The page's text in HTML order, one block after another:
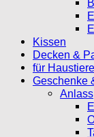
Kissen
Decken &
für Haustiere
Geschenke
Anlass